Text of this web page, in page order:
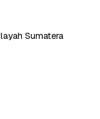
Sumatera